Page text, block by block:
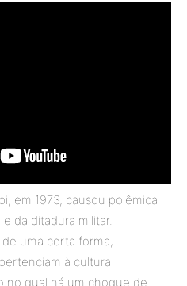
em 1973, causou polêmica
da ditadura militar.
uma certa forma,
à cultura
no qual há um choque de